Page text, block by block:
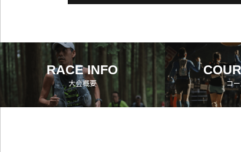
RACE INFO
大会概要 コ